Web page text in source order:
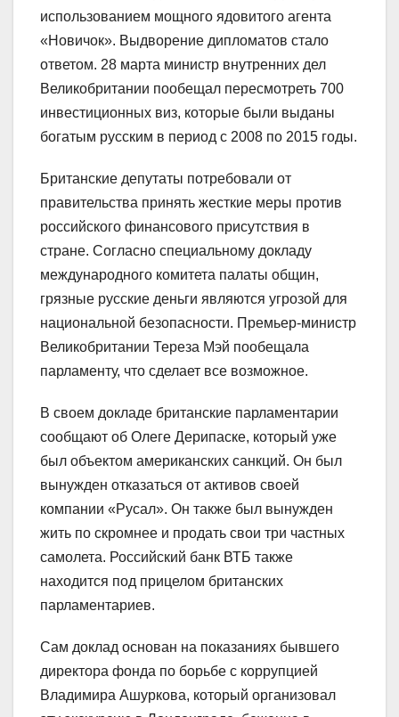
использованием мощного ядовитого агента
«Новичок». Выдворение дипломатов стало
ответом. 28 марта министр внутренних дел
Великобритании пообещал пересмотреть 700
инвестиционных виз, которые были выданы
богатым русским в период с 2008 по 2015 годы.
Британские депутаты потребовали от
правительства принять жесткие меры против
российского финансового присутствия в
стране. Согласно специальному докладу
международного комитета палаты общин,
грязные русские деньги являются угрозой для
национальной безопасности. Премьер-министр
Великобритании Тереза Мэй пообещала
парламенту, что сделает все возможное.
В своем докладе британские парламентарии
сообщают об Олеге Дерипаске, который уже
был объектом американских санкций. Он был
вынужден отказаться от активов своей
компании «Русал». Он также был вынужден
жить по скромнее и продать свои три частных
самолета. Российский банк ВТБ также
находится под прицелом британских
парламентариев.
Сам доклад основан на показаниях бывшего
директора фонда по борьбе с коррупцией
Владимира Ашуркова, который организовал